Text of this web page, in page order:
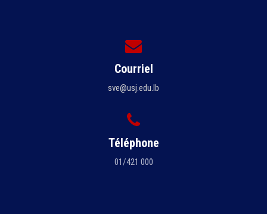
Courriel
sve@usj.edu.lb
Téléphone
01/421 000